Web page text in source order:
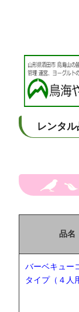
レンタ
品名
バーベキュー
タイプ（４人